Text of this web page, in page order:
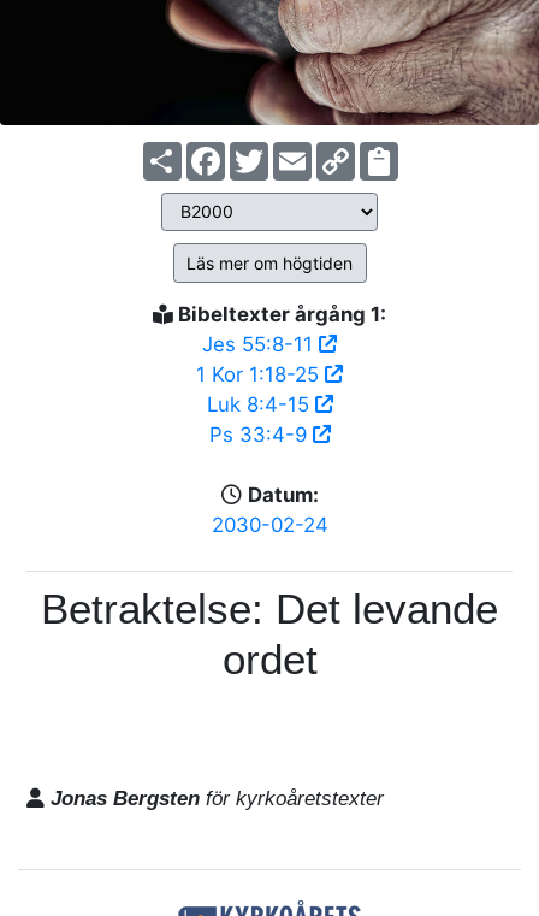
ShareFacebook
TwitterEmailCopy
Link
Läs mer om högtiden
Bibeltexter årgång 1:
Jes 55:8-11
1 Kor 1:18-25
Luk 8:4-15
Ps 33:4-9
Datum:
2030-02-24
Betraktelse: Det levande
ordet
Jonas Bergsten för kyrkoåretstexter